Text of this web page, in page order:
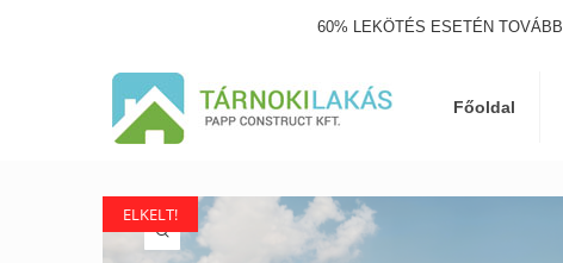
60% LEKÖTÉS ESETÉN TOVÁBBI
Főoldal
ELKELT!
ELKELT!